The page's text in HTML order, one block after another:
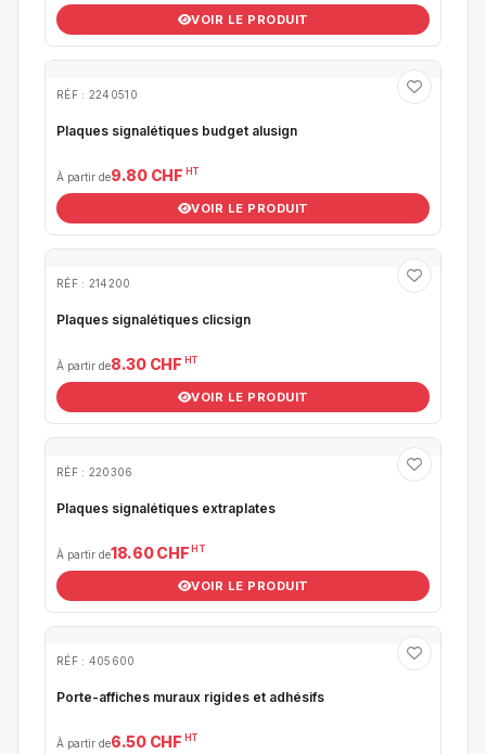
VOIR LE PRODUIT
RÉF : 2240510
Plaques signalétiques budget alusign
À partir de9.80 CHF HT
VOIR LE PRODUIT
RÉF : 214200
Plaques signalétiques clicsign
À partir de8.30 CHF HT
VOIR LE PRODUIT
RÉF : 220306
Plaques signalétiques extraplates
À partir de18.60 CHF HT
VOIR LE PRODUIT
RÉF : 405600
Porte-affiches muraux rigides et adhésifs
À partir de6.50 CHF HT